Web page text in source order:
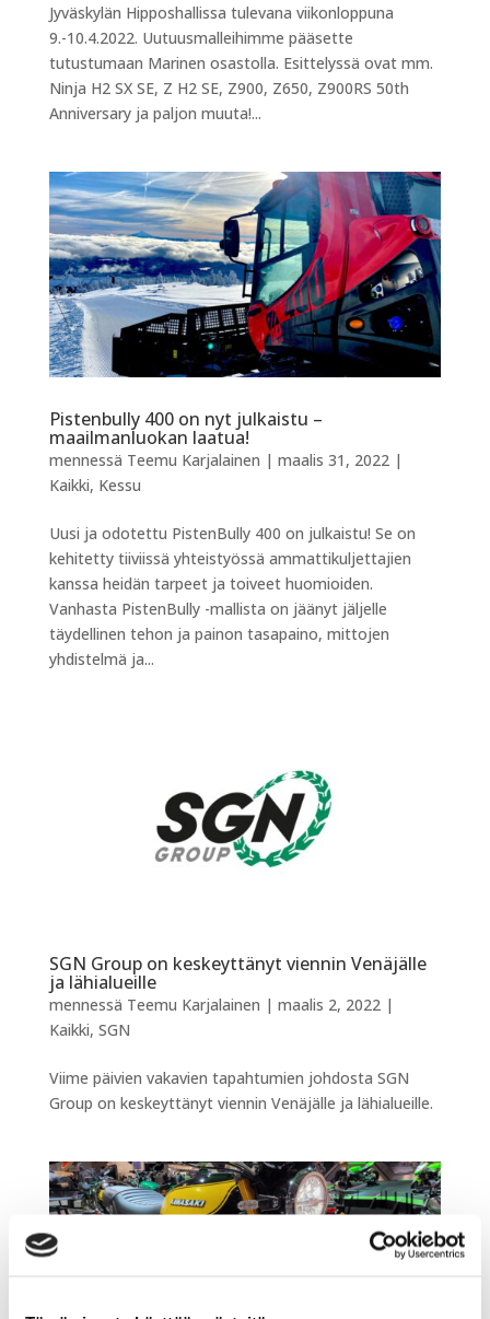
Jyväskylän Hipposhallissa tulevana viikonloppuna
9.-10.4.2022. Uutuusmalleihimme pääsette
tutustumaan Marinen osastolla. Esittelyssä ovat mm.
Ninja H2 SX SE, Z H2 SE, Z900, Z650, Z900RS 50th
Anniversary ja paljon muuta!...
Pistenbully 400 on nyt julkaistu –
maailmanluokan laatua!
mennessä Teemu Karjalainen | maalis 31, 2022|
Kaikki, Kessu
Uusi ja odotettu PistenBully 400 on julkaistu! Se on
kehitetty tiiviissä yhteistyössä ammattikuljettajien
kanssa heidän tarpeet ja toiveet huomioiden.
Vanhasta PistenBully -mallista on jäänyt jäljelle
täydellinen tehon ja painon tasapaino, mittojen
yhdistelmä ja...
SGN Group on keskeyttänyt viennin Venäjälle
ja lähialueille
mennessä Teemu Karjalainen | maalis 2, 2022|
Kaikki, SGN
Viime päivien vakavien tapahtumien johdosta SGN
Group on keskeyttänyt viennin Venäjälle ja lähialueille.